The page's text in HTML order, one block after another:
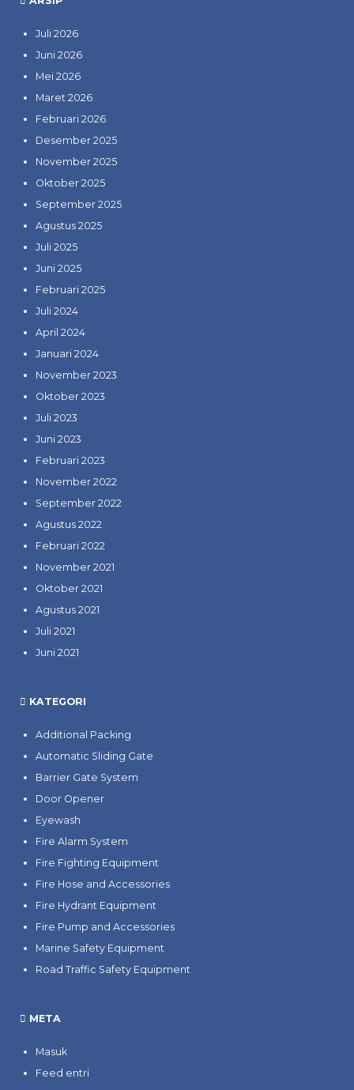
Juli 2026
Juni 2026
Mei 2026
Maret 2026
Februari 2026
Desember 2025
November 2025
Oktober 2025
September 2025
Agustus 2025
Juli 2025
Juni 2025
Februari 2025
Juli 2024
April 2024
Januari 2024
November 2023
Oktober 2023
Juli 2023
Juni 2023
Februari 2023
November 2022
September 2022
Agustus 2022
Februari 2022
November 2021
Oktober 2021
Agustus 2021
Juli 2021
Juni 2021
KATEGORI
Additional Packing
Automatic Sliding Gate
Barrier Gate System
Door Opener
Eyewash
Fire Alarm System
Fire Fighting Equipment
Fire Hose and Accessories
Fire Hydrant Equipment
Fire Pump and Accessories
Marine Safety Equipment
Road Traffic Safety Equipment
META
Masuk
Feed entri